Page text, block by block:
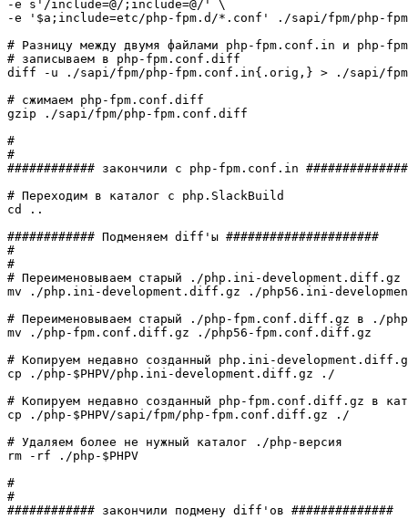
-e s '/include=@/;include=@/'
-e
'$a;include=etc/php-fpm.d/*.conf' . /sapi/fpm/php-
# Разницу между двумя файлами php-fpm.conf.in и php-
# записываем в php-fpm.conf.diff
diff
-u . /sapi/fpm/php-fpm.conf.in{ .orig, } > . /sapi/fpm
# сжимаем php-fpm.conf.diff
gzip . /sapi/fpm/php-fpm.conf.diff
#
#
############ закончили с php-fpm.conf.in
# Переходим в каталог с php.SlackBuild
cd
..
############ Подменяем diff'ы #####################
#
#
# Переименовываем старый ./php.ini-
mv . /php.ini-development.diff.gz . /php56.ini-
# Переименовываем старый ./php-fpm.conf.diff.gz в ./
mv . /php-fpm.conf.diff.gz . /php56-fpm.conf.diff.gz
# Копируем недавно созданный php.ini-
cp . /php- $PHPV/php.ini-development.diff.gz . /
# Копируем недавно созданный php-fpm.conf.diff.gz в
cp . /php- $PHPV/sapi/fpm/php-fpm.conf.diff.gz . /
# Удаляем более не нужный каталог ./php-версия
rm
-rf . /php- $PHPV
#
#
############ закончили подмену diff'ов ##############